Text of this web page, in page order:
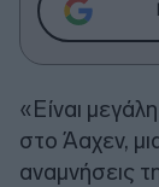
«Είναι
στο Άαχεν,
αναμνήσεις